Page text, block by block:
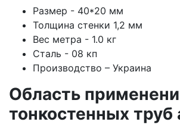
Размер - 40*20 мм
Толщина стенки 1,2 мм
Вес метра - 1.0 кг
Сталь - 08 кп
Производство – Украина
Область
тонкостенных труб